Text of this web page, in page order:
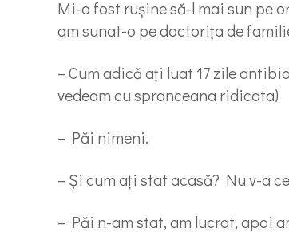
Mi-a fost rușine să-l mai sun pe
am sunat-o pe doctorița de
– Cum adică ați luat 17 zile
vedeam cu spranceana ridicata)
– Păi nimeni.
– Și cum ați stat acasă? Nu v-a
– Păi n-am stat, am lucrat, apoi